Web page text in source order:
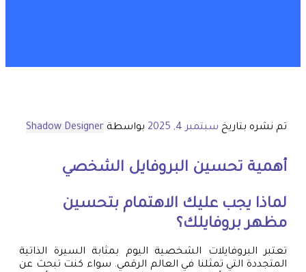
تم نشره بتاريخ سبتمبر 4, 2025 بواسطة Shadow Designer
أهمية تحسين البروفايل الشخصي
لماذا يجب عليك الاهتمام بتحسين
مظهر بروفايلك؟
تعتبر البروفايلات الشخصية اليوم بمثابة السيرة الذاتية
المتجددة التي تمثلنا في العالم الرقمي. سواء كنت تبحث عن